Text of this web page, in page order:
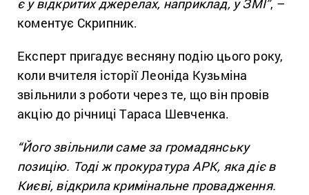
є у відкритих джерелах, наприклад, у ЗМІ”, –
коментує Скрипник.
Експерт пригадує весняну подію цього року,
коли вчителя історії Леоніда Кузьміна
звільнили з роботи через те, що він провів
акцію до річниці Тараса Шевченка.
“Його звільнили саме за громадянську
позицію. Тоді ж прокуратура АРК, яка діє в
Києві, відкрила кримінальне провадження.